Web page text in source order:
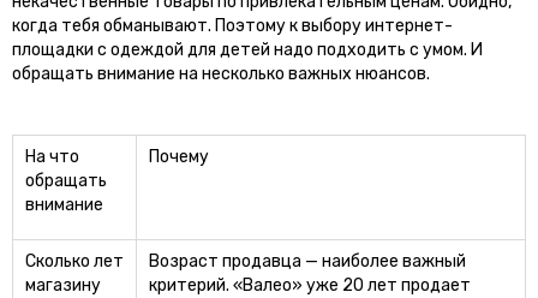
когда тебя обманывают. Поэтому к выбору интернет-
площадки с одеждой для детей надо подходить с умом. И
обращать внимание на несколько важных нюансов.
На что
обращать
внимание
Почему
Сколько лет
магазину
Возраст продавца — наиболее важный
критерий. «Валео» уже 20 лет продает